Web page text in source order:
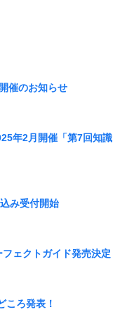
催のお知らせ
年2月開催「第7回知識
み受付開始
フェクトガイド発売決定
ころ発表！